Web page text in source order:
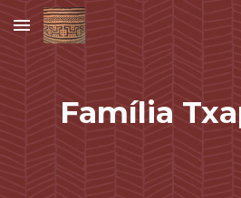
Skip to main content
Família